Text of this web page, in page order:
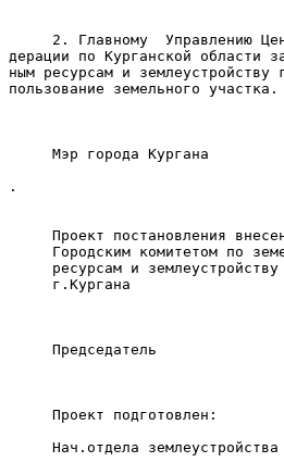
2. Главному  Управлению
дерации по Курганской области
ным ресурсам и
пользование земельного участка.
Мэр города Кургана
.
Проект постановления
Городским комитетом по
     ресурсам и землеустройству
     г.Кургана
Председатель
     Проект подготовлен:
Нач.отдела